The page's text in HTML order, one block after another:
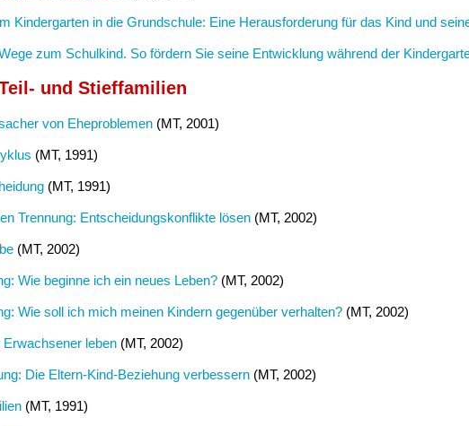
Kindergarten in die Grundschule: Eine Herausforderung für das Kind und
zum Schulkind. So fördern Sie seine Entwicklung während der
und Stieffamilien
von Eheproblemen (MT, 2001)
(MT, 1991)
(MT, 1991)
Trennung: Entscheidungskonflikte lösen (MT, 2002)
(MT, 2002)
Wie beginne ich ein neues Leben? (MT, 2002)
Wie soll ich mich meinen Kindern gegenüber verhalten? (MT, 2002)
leben (MT, 2002)
Die Eltern-Kind-Beziehung verbessern (MT, 2002)
(MT, 1991)